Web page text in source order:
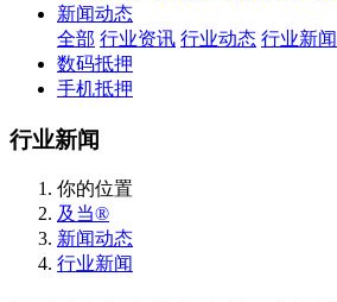
新闻动态
全部 行业资讯 行业动态 行业新闻
数码抵押
手机抵押
行业新闻
你的位置
及当®
新闻动态
行业新闻